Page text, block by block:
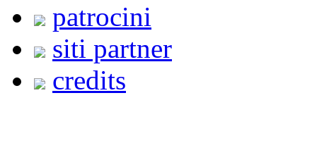
patrocini
siti partner
credits